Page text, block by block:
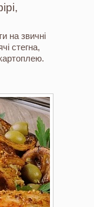
на звичні
стегна,